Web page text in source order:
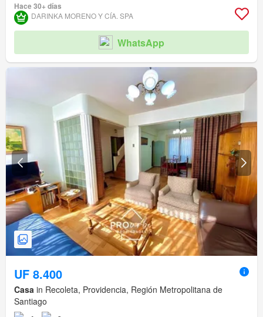
Hace 30+ días
DARINKA MORENO Y CÍA. SPA
WhatsApp
UF 8.400
Casa in Recoleta, Providencia, Región Metropolitana de
Santiago